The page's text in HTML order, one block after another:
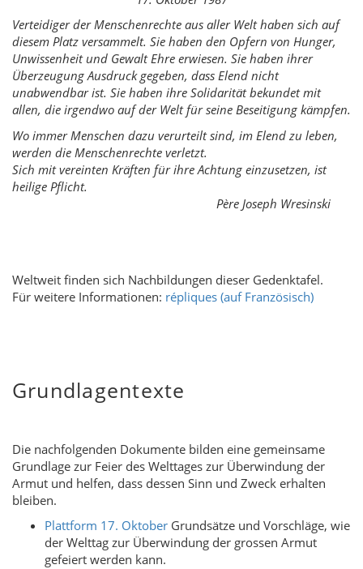
Verteidiger der Menschenrechte aus aller Welt haben sich auf
diesem Platz versammelt. Sie haben den Opfern von Hunger,
Unwissenheit und Gewalt Ehre erwiesen. Sie haben ihrer
Überzeugung Ausdruck gegeben, dass Elend nicht
unabwendbar ist. Sie haben ihre Solidarität bekundet mit
allen, die irgendwo auf der Welt für seine Beseitigung kämpfen.
Wo immer Menschen dazu verurteilt sind, im Elend zu leben,
werden die Menschenrechte verletzt.
Sich mit vereinten Kräften für ihre Achtung einzusetzen, ist
heilige Pflicht.
Père Joseph Wresinski
Weltweit finden sich Nachbildungen dieser Gedenktafel.
Für weitere Informationen: répliques (auf Französisch)
Grundlagentexte
Die nachfolgenden Dokumente bilden eine gemeinsame
Grundlage zur Feier des Welttages zur Überwindung der
Armut und helfen, dass dessen Sinn und Zweck erhalten
bleiben.
Plattform 17. Oktober Grundsätze und Vorschläge, wie
der Welttag zur Überwindung der grossen Armut
gefeiert werden kann.